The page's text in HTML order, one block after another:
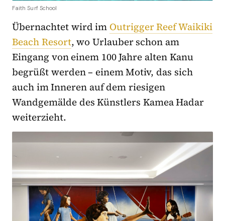
Faith Surf School
Übernachtet wird im Outrigger Reef Waikiki
Beach Resort, wo Urlauber schon am
Eingang von einem 100 Jahre alten Kanu
begrüßt werden – einem Motiv, das sich
auch im Inneren auf dem riesigen
Wandgemälde des Künstlers Kamea Hadar
weiterzieht.